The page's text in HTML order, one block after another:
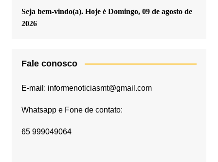
Seja bem-vindo(a). Hoje é Domingo, 09 de agosto de
2026
Fale conosco
E-mail: informenoticiasmt@gmail.com
Whatsapp e Fone de contato:
65 999049064